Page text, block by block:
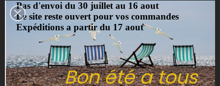
MARQUE: AEROX RACING
AEROX ELITE LIPO 5600MAH SHORTY 7.4V 130C 25MM
AEROX ELITE LIPO 5600MAH SHORTY 7.4V 130C 25MM
53,90 € 77,00 €
 Ajouter au panier
Bon été a tous
Pas d'envoi du 30 juillet au 16 aout
Le site reste ouvert pour vos commandes
Expéditions a partir du 17 aout